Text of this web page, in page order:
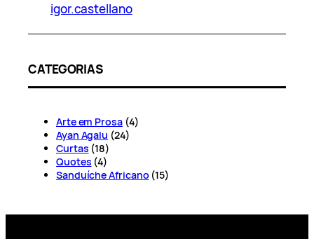
igor.castellano
CATEGORIAS
Arte em Prosa(4)
Ayan Agalu (24)
Curtas (18)
Quotes (4)
Sanduíche Africano (15)